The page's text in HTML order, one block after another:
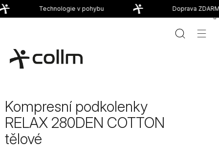
Přejít
na
Technologie v pohybu Doprava
Kompresní podkolenky
RELAX 280DEN COTTON
tělové